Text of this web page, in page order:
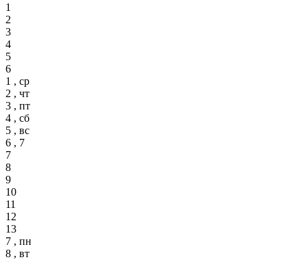
1
2
3
4
5
6
1 , ср
2 , чт
3 , пт
4 , сб
5 , вс
6 , 7
7
8
9
10
11
12
13
7 , пн
8 , вт